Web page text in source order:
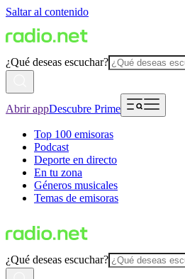
Saltar al contenido
¿Qué deseas escuchar?
Abrir appDescubre Prime
Top 100 emisoras
Podcast
Deporte en directo
En tu zona
Géneros musicales
Temas de emisoras
¿Qué deseas escuchar?